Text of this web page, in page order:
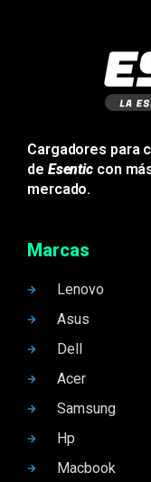
Cargadores para
de Esentic con
mercado.
Marcas
Lenovo
Asus
Dell
Acer
Samsung
Hp
Macbook